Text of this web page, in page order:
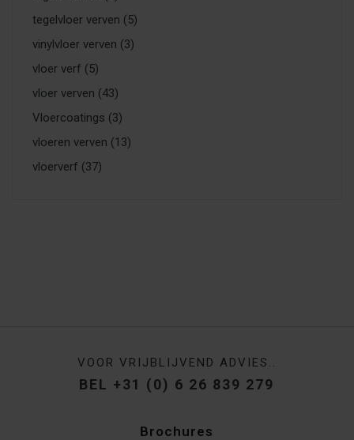
tegelvloer verven (5)
vinylvloer verven (3)
vloer verf (5)
vloer verven (43)
Vloercoatings (3)
vloeren verven (13)
vloerverf (37)
VOOR VRIJBLIJVEND ADVIES..
BEL +31 (0) 6 26 839 279
Brochures